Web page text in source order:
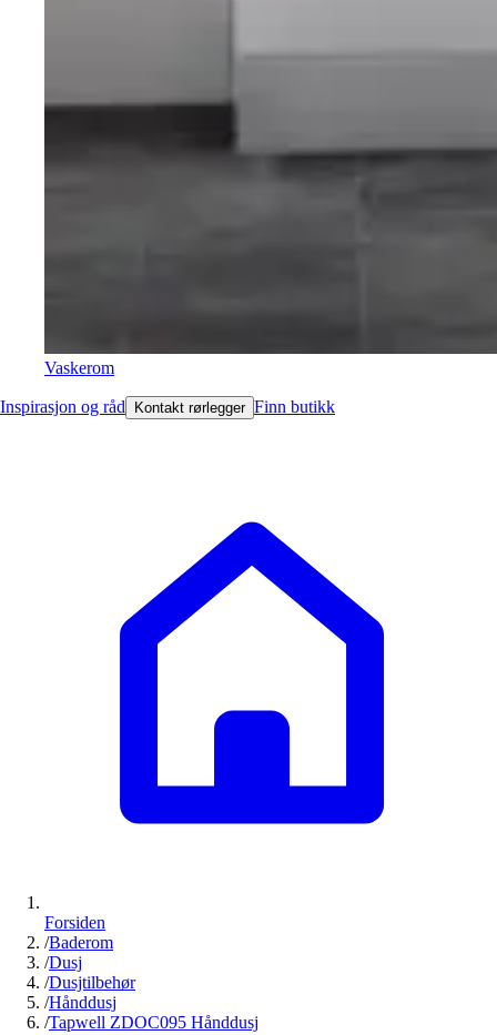
Vaskerom
Inspirasjon og råd Kontakt rørlegger Finn butikk
Forsiden
/Baderom
/Dusj
/Dusjtilbehør
/Hånddusj
/Tapwell ZDOC095 Hånddusj